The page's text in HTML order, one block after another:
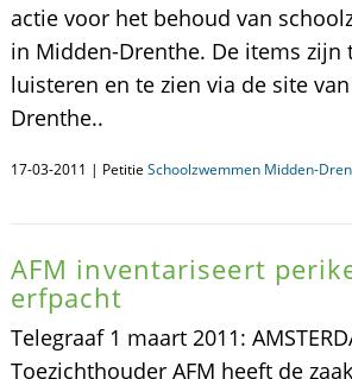
actie voor het behoud van
in Midden-Drenthe. De items zijn
luisteren en te zien via de site van
Drenthe..
17-03-2011 | Petitie Schoolzwemmen Midden-
AFM inventariseert
erfpacht
Telegraaf 1 maart 2011:
Toezichthouder AFM heeft de